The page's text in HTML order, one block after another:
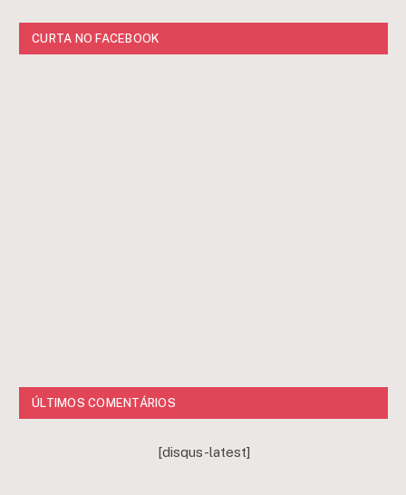
CURTA NO FACEBOOK
ÚLTIMOS COMENTÁRIOS
[disqus-latest]